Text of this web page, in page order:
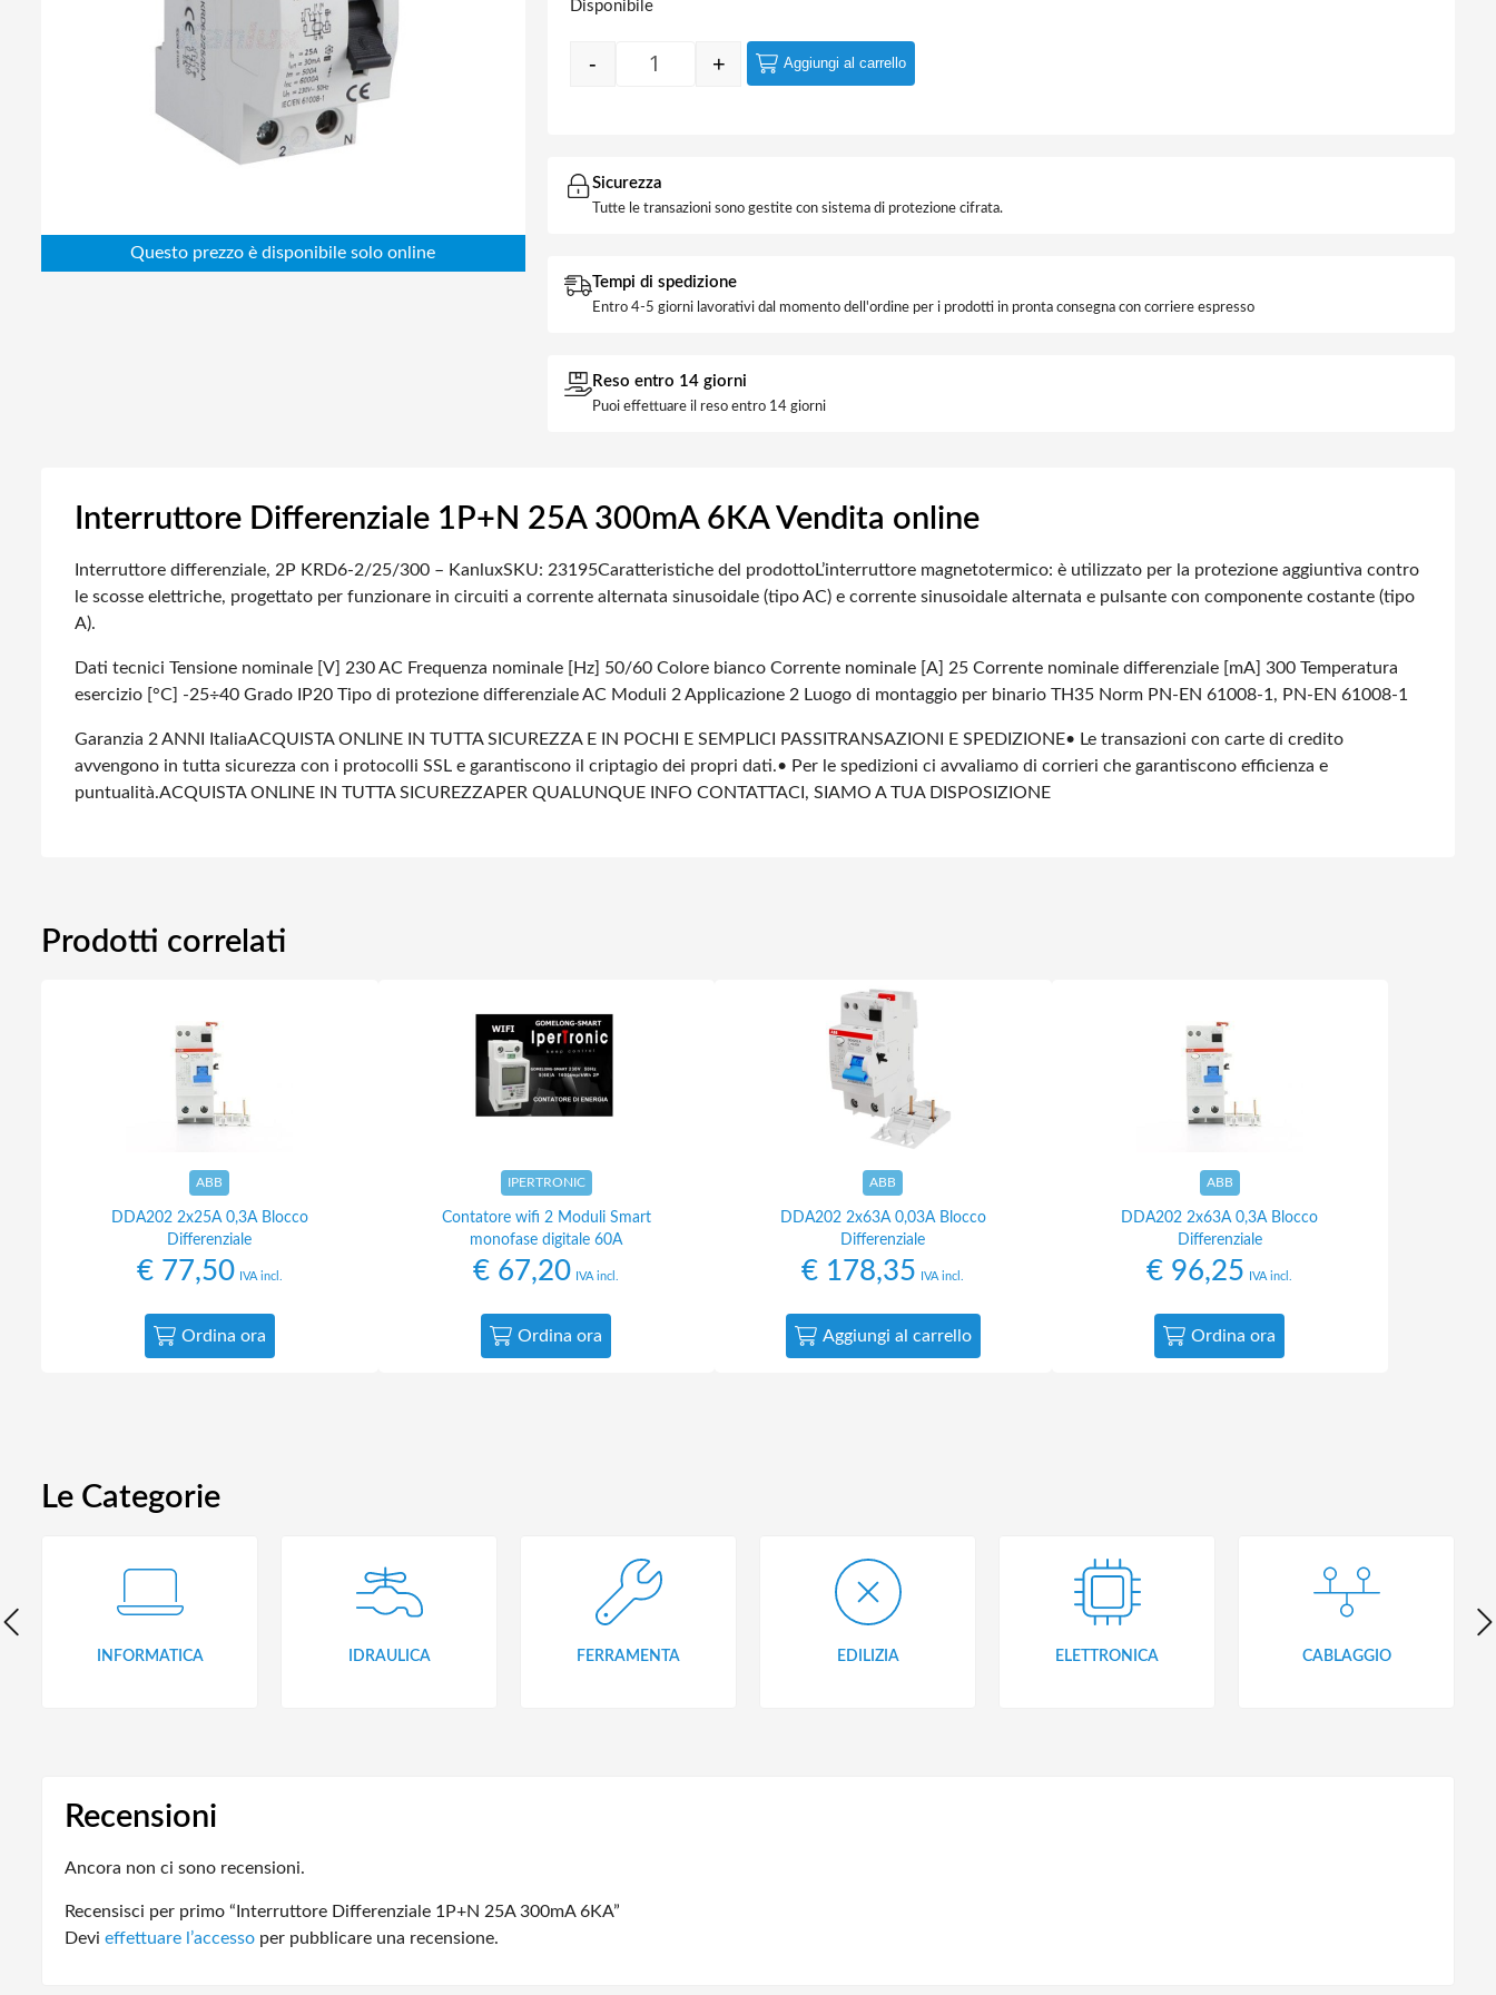
Abbigliamento da lavoro
Elettronica
Edilizia
Disponibile
Quantity
- + Aggiungi al carrello
Sicurezza
Tutte le transazioni sono gestite con sistema di protezione cifrata.
Tempi di spedizione
Entro 4-5 giorni lavorativi dal momento dell'ordine per i prodotti in pronta consegna con corriere espresso
Reso entro 14 giorni
Puoi effettuare il reso entro 14 giorni
Interruttore Differenziale 1P+N 25A 300mA 6KA Vendita online
Interruttore differenziale, 2P KRD6-2/25/300 – KanluxSKU: 23195Caratteristiche del prodottoL’interruttore magnetotermico: è utilizzato per la protezione aggiuntiva contro
le scosse elettriche, progettato per funzionare in circuiti a corrente alternata sinusoidale (tipo AC) e corrente sinusoidale alternata e pulsante con componente costante (tipo
A).
Dati tecnici Tensione nominale [V] 230 AC Frequenza nominale [Hz] 50/60 Colore bianco Corrente nominale [A] 25 Corrente nominale differenziale [mA] 300 Temperatura
esercizio [°C] -25÷40 Grado IP20 Tipo di protezione differenziale AC Moduli 2 Applicazione 2 Luogo di montaggio per binario TH35 Norm PN-EN 61008-1, PN-EN 61008-1
Garanzia 2 ANNI ItaliaACQUISTA ONLINE IN TUTTA SICUREZZA E IN POCHI E SEMPLICI PASSI TRANSAZIONI E SPEDIZIONE• Le transazioni con carte di credito
avvengono in tutta sicurezza con i protocolli SSL e garantiscono il criptagio dei propri dati.• Per le spedizioni ci avvaliamo di corrieri che garantiscono efficienza e
puntualità.ACQUISTA ONLINE IN TUTTA SICUREZZAPER QUALUNQUE INFO CONTATTACI, SIAMO A TUA DISPOSIZIONE
Prodotti correlati
ABB
DDA202 2x25A 0,3A Blocco
Differenziale
€77,50 IVA incl.
Ordina ora
IPERTRONIC
Contatore wifi 2 Moduli Smart
monofase digitale 60A
€ 67,20 IVA incl.
Ordina ora
ABB
DDA202 2x63A 0,03A Blocco
Differenziale
€ 178,35 IVA incl.
Aggiungi al carrello
ABB
DDA202 2x63A 0,3A Blocco
Differenziale
€ 96,25 IVA incl.
Ordina ora
Le Categorie
INFORMATICA IDRAULICA FERRAMENTA EDILIZIA ELETTRONICA CABLAGGIO
Recensioni
Ancora non ci sono recensioni.
Recensisci per primo “Interruttore Differenziale 1P+N 25A 300mA 6KA”
Devi effettuare l’accesso per pubblicare una recensione.